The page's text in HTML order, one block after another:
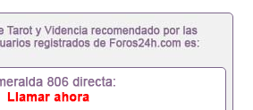
证明+教育部认证,录取通知书，
国必备证明材料，给父母及亲朋
； 2、雅思、托福，OFFER，在
以用到）。 注：上述材料，随时
业证成绩单，学校，专业，学